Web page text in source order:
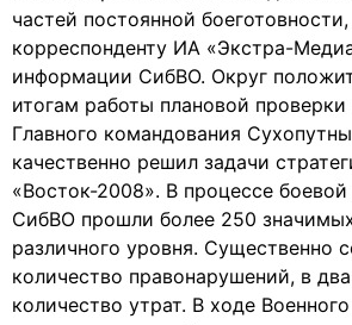
частей постоянной
корреспонденту ИА «Экстра-
информации СибВО. Округ
итогам работы плановой
Главного командования
качественно решил задачи
«Восток-2008». В процессе
СибВО прошли более 250
различного уровня. Существенно
количество правонарушений, в
количество утрат. В ходе